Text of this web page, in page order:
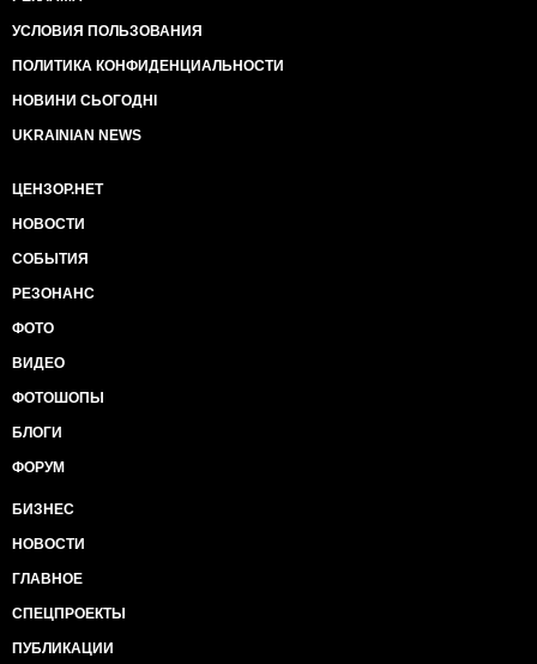
УСЛОВИЯ ПОЛЬЗОВАНИЯ
ПОЛИТИКА КОНФИДЕНЦИАЛЬНОСТИ
НОВИНИ СЬОГОДНІ
UKRAINIAN NEWS
ЦЕНЗОР.НЕТ
НОВОСТИ
СОБЫТИЯ
РЕЗОНАНС
ФОТО
ВИДЕО
ФОТОШОПЫ
БЛОГИ
ФОРУМ
БИЗНЕС
НОВОСТИ
ГЛАВНОЕ
СПЕЦПРОЕКТЫ
ПУБЛИКАЦИИ